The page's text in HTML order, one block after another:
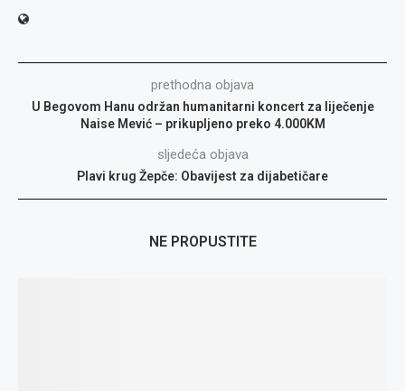
prethodna objava
U Begovom Hanu održan humanitarni koncert za liječenje
Naise Mević – prikupljeno preko 4.000KM
sljedeća objava
Plavi krug Žepče: Obavijest za dijabetičare
NE PROPUSTITE